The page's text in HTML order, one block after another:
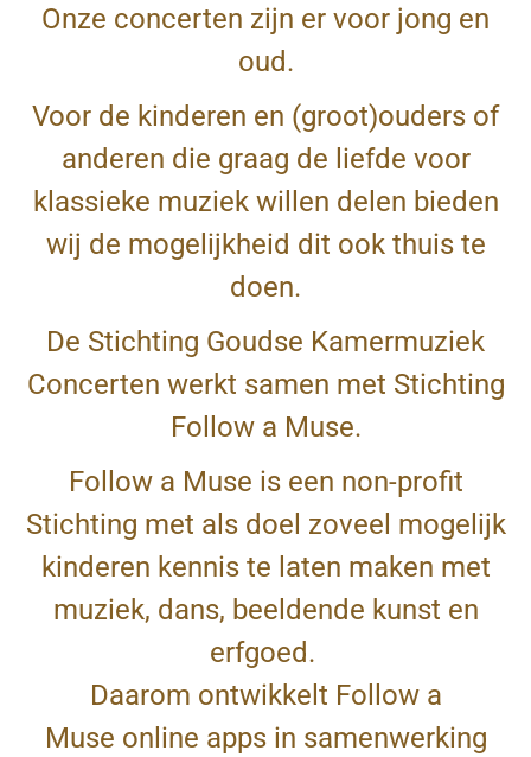
Onze concerten zijn er voor jong en
oud.
Voor de kinderen en (groot)ouders of
anderen die graag de liefde voor
klassieke muziek willen delen bieden
wij de mogelijkheid dit ook thuis te
doen.
De Stichting Goudse Kamermuziek
Concerten werkt samen met Stichting
Follow a Muse.
Follow a Muse is een non-profit
Stichting met als doel zoveel mogelijk
kinderen kennis te laten maken met
muziek, dans, beeldende kunst en
erfgoed.
Daarom ontwikkelt Follow a
Muse online apps in samenwerking